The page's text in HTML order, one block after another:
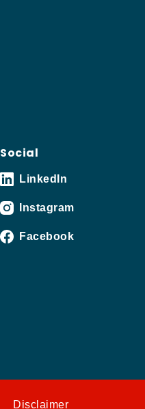
Social
LinkedIn
Instagram
Facebook
Disclaimer